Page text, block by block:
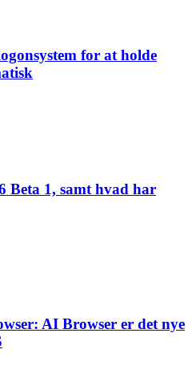
for at holde
Beta 1, samt hvad har
AI Browser er det nye